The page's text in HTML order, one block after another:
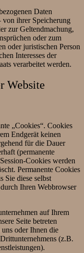
Daten
von ihrer Speicherung
zur Geltendmachung,
oder zum
oder juristischen Person
Interesses der
verarbeitet werden.
Website
„Cookies“. Cookies
Endgerät keinen
für die Dauer
(permanente
Cookies werden
Permanente Cookies
Sie diese selbst
Ihren Webbrowser
auf Ihrem
Seite betreten
oder Ihnen die
(z.B.